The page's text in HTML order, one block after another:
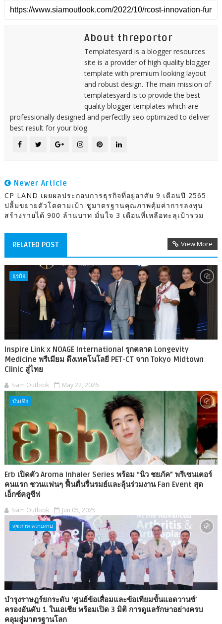
About threportor
Templatesyard is a blogger resources
site is a provider of high quality blogger
template with premium looking layout
and robust design. The main mission of
templatesyard is to provide the best
quality blogger templates which are
professionally designed and perfectlly seo optimized to deliver
best result for your blog.
Newer Article
CP LAND เผยผลประกอบการธุรกิจที่อยู่อาศัย 9 เดือนปี 2565
ปลื้มขยายตัวโตตามเป้า ชูมาตรฐานคุณภาพคุ้มค่าการลงทุน
สร้างรายได้ 900 ล้านบาท มั่นใจ 3 เดือนที่เหลือทะลุเป้ารวม
RELATED POST View More
ธุรกิจ
Inspire Link x NOAGE International รุกตลาด Longevity
Medicine พรีเมียม ดึงเทคโนโลยี PET-CT จาก Tokyo Midtown
Clinic สู่ไทย
Siam Outlook May 22, 2026
บันเทิง
Erb เปิดตัว Aroma Inhaler Series พร้อม “นิว ชยภัค” พรีเซนเตอร์
คนแรก ชวนแฟนๆ ฟื้นตื่นรื่นรมย์และลุ้นร่วมงาน Fan Event สุด
เอ็กซ์คลูซีฟ
Siam Outlook Jun 05, 2025
สุขภาพ ความงาม
บำรุงราษฎร์ยกระดับ ‘ศูนย์ข้อเสื่อมและข้อเทียมขั้นแอดวานซ์’
ครองอันดับ 1 ในเอเชีย พร้อมเปิด 3 มิติ การดูแลรักษาอย่างครบ
คลุมสู่มาตรฐานโลก